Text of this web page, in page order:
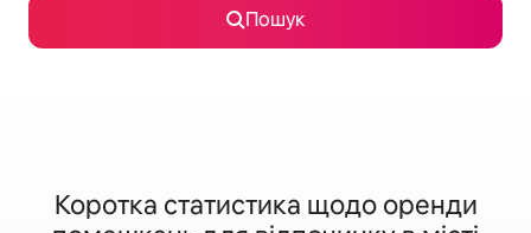
Пошук
Коротка статистика щодо оренди